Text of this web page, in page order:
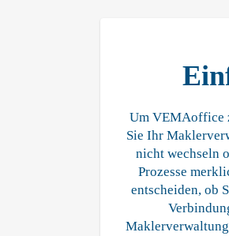
Um VEMAoffice
Sie Ihr
nicht wechseln
Prozesse
entscheiden, ob